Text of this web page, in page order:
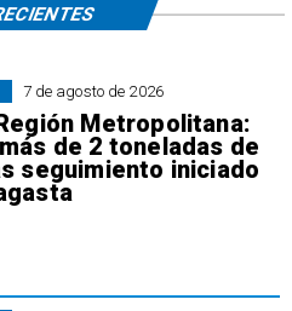
7 de agosto de 2026
Metropolitana:
de 2 toneladas de
seguimiento iniciado